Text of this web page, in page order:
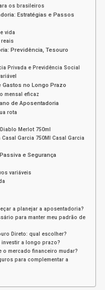
os brasileiros
Estratégias e Passos
vida
reais
Previdência, Tesouro
Privada e Previdência Social
Gastos no Longo Prazo
mensal eficaz
de Aposentadoria
rota
Merlot 750ml
Garcia 750Ml Casal Garcia
e Segurança
variáveis
a planejar a aposentadoria?
para manter meu padrão de
Direto: qual escolher?
a longo prazo?
o mercado financeiro mudar?
para complementar a